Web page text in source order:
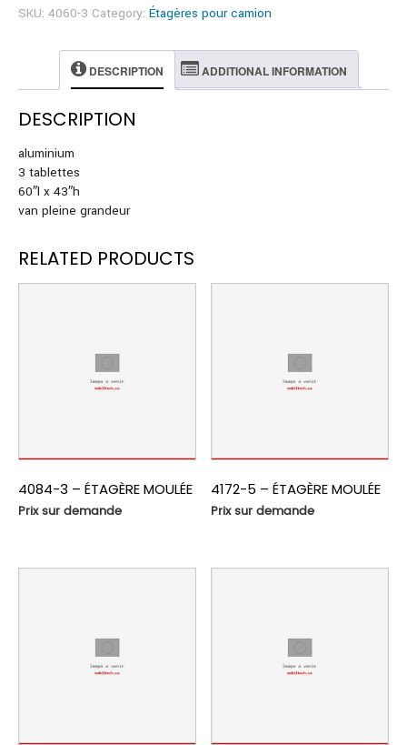
SKU: 4060-3 Category: Étagères pour camion
DESCRIPTION ADDITIONAL INFORMATION
DESCRIPTION
aluminium
3 tablettes
60″l x 43″h
van pleine grandeur
RELATED PRODUCTS
4084-3 – ÉTAGÈRE MOULÉE
Prix sur demande
4172-5 – ÉTAGÈRE MOULÉE
Prix sur demande